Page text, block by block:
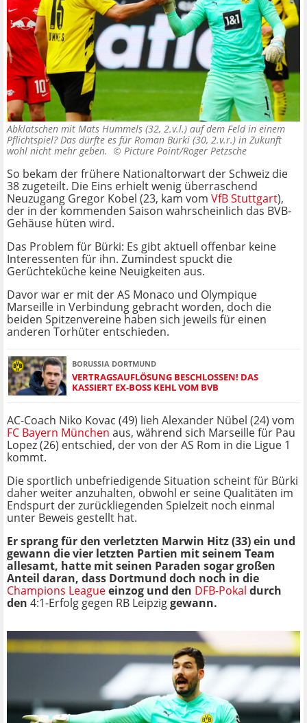
Abklatschen mit Mats Hummels (32, 2.v.l.) auf dem Feld in einem
Pflichtspiel? Das dürfte es für Roman Bürki (30, 2.v.r.) in Zukunft
wohl nicht mehr geben. © Picture Point/Roger Petzsche
So bekam der frühere Nationaltorwart der Schweiz die
38 zugeteilt. Die Eins erhielt wenig überraschend
Neuzugang Gregor Kobel (23, kam vom VfB Stuttgart),
der in der kommenden Saison wahrscheinlich das BVB-
Gehäuse hüten wird.
Das Problem für Bürki: Es gibt aktuell offenbar keine
Interessenten für ihn. Zumindest spuckt die
Gerüchteküche keine Neuigkeiten aus.
Davor war er mit der AS Monaco und Olympique
Marseille in Verbindung gebracht worden, doch die
beiden Spitzenvereine haben sich jeweils für einen
anderen Torhüter entschieden.
BORUSSIA DORTMUND
VERTRAGSAUFLÖSUNG BESCHLOSSEN! DAS
KASSIERT EX-BOSS KEHL VOM BVB
AC-Coach Niko Kovac (49) lieh Alexander Nübel (24) vom
FC Bayern München aus, während sich Marseille für Pau
Lopez (26) entschied, der von der AS Rom in die Ligue 1
kommt.
Die sportlich unbefriedigende Situation scheint für Bürki
daher weiter anzuhalten, obwohl er seine Qualitäten im
Endspurt der zurückliegenden Spielzeit noch einmal
unter Beweis gestellt hat.
Er sprang für den verletzten Marwin Hitz (33) ein und
gewann die vier letzten Partien mit seinem Team
allesamt, hatte mit seinen Paraden sogar großen
Anteil daran, dass Dortmund doch noch in die
Champions Leagueeinzog und den DFB-Pokal durch
den 4:1-Erfolg gegen RB Leipziggewann.